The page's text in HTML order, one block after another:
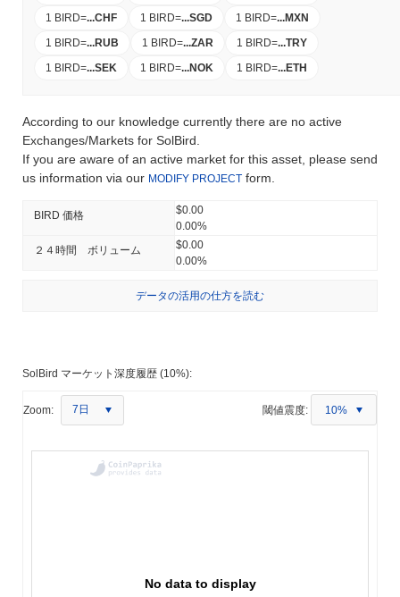
1 BIRD=...CHF 1 BIRD=...SGD 1 BIRD=...MXN
1 BIRD=...RUB 1 BIRD=...ZAR 1 BIRD=...TRY
1 BIRD=...SEK 1 BIRD=...NOK 1 BIRD=...ETH
According to our knowledge currently there are no active
Exchanges/Markets for SolBird.
If you are aware of an active market for this asset, please send
us information via our MODIFY PROJECT form.
BIRD 価格
$0.00
0.00%
２４時間 ボリューム
$0.00
0.00%
データの活用の仕方を読む
SolBird マーケット深度履歴 (10%):
Zoom: 7日 閾値震度: 10%
No data to display